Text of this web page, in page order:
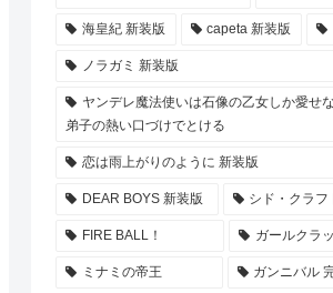
海皇紀 新装版 capeta 新装版
ノラガミ 新装版
ヤンデレ魔法使いは石像の乙女しか愛せ
弟子の熱い口づけでとける
恋は雨上がりのように 新装版
DEAR BOYS 新装版 シド・クラフ
FIRE BALL！ ガールクラ
ミナミの帝王 ガンニバル